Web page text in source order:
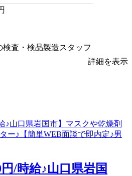
検査・検品製造スタッフ
詳細を表示
円/時給♪山口県岩国